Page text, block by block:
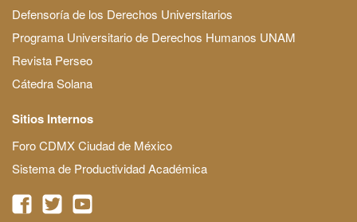
Defensoría de los Derechos Universitarios
Programa Universitario de Derechos Humanos UNAM
Revista Perseo
Cátedra Solana
Sitios Internos
Foro CDMX Ciudad de México
Sistema de Productividad Académica